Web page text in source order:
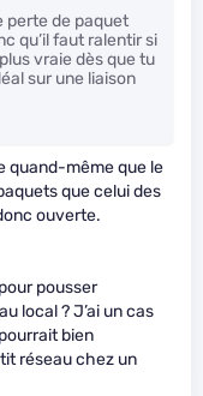
perte de paquet
qu’il faut ralentir si
vraie dès que tu
sur une liaison
quand-même que le
que celui des
ouverte.
pousser
local ? J’ai un cas
bien
réseau chez un